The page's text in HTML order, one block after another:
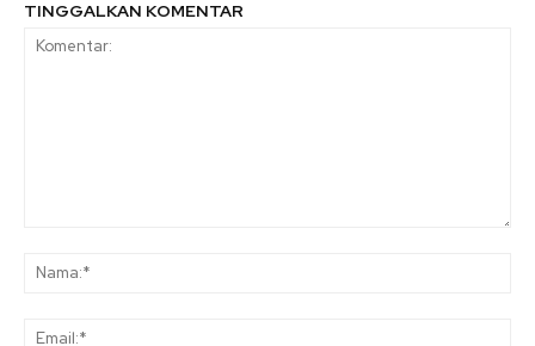
TINGGALKAN KOMENTAR